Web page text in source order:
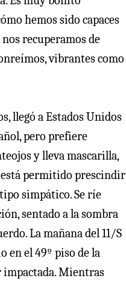
hemos sido capaces
recuperamos de
vibrantes como
llegó a Estados Unidos
pero prefiere
y lleva mascarilla,
está permitido prescindir
simpático. Se ríe
sentado a la sombra
La mañana del 11/S
en el 49º piso de la
impactada. Mientras